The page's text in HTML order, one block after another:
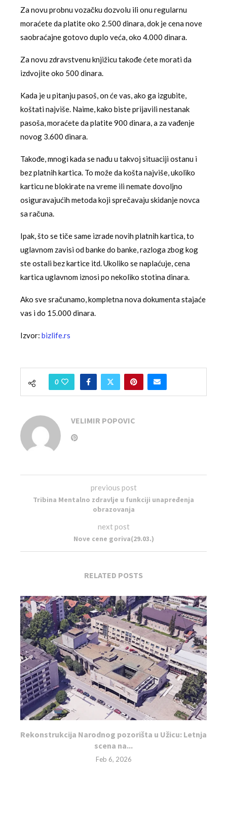
Za novu probnu vozačku dozvolu ili onu regularnu
moraćete da platite oko 2.500 dinara, dok je cena nove
saobraćajne gotovo duplo veća, oko 4.000 dinara.
Za novu zdravstvenu knjižicu takođe ćete morati da
izdvojite oko 500 dinara.
Kada je u pitanju pasoš, on će vas, ako ga izgubite,
koštati najviše. Naime, kako biste prijavili nestanak
pasoša, moraćete da platite 900 dinara, a za vađenje
novog 3.600 dinara.
Takođe, mnogi kada se nađu u takvoj situaciji ostanu i
bez platnih kartica. To može da košta najviše, ukoliko
karticu ne blokirate na vreme ili nemate dovoljno
osiguravajućih metoda koji sprečavaju skidanje novca
sa računa.
Ipak, što se tiče same izrade novih platnih kartica, to
uglavnom zavisi od banke do banke, razloga zbog kog
ste ostali bez kartice itd. Ukoliko se naplaćuje, cena
kartica uglavnom iznosi po nekoliko stotina dinara.
Ako sve sračunamo, kompletna nova dokumenta stajaće
vas i do 15.000 dinara.
Izvor: bizlife.rs
0
VELIMIR POPOVIC
previous post
Tribina Mentalno zdravlje u funkciji unapređenja
obrazovanja
next post
Nove cene goriva(29.03.)
RELATED POSTS
Rekonstrukcija Narodnog pozorišta u Užicu: Letnja
scena na...
Feb 6, 2026